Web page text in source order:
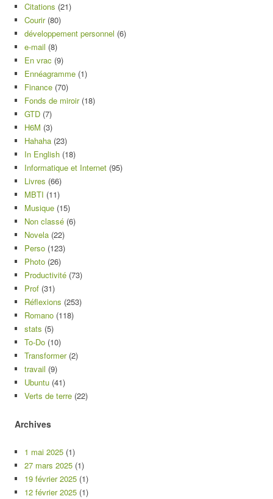
Citations (21)
Courir(80)
développement personnel (6)
e-mail (8)
En vrac (9)
Ennéagramme (1)
Finance (70)
Fonds de miroir(18)
GTD (7)
H6M (3)
Hahaha (23)
In English (18)
Informatique et Internet (95)
Livres (66)
MBTI (11)
Musique (15)
Non classé (6)
Novela (22)
Perso (123)
Photo (26)
Productivité (73)
Prof (31)
Réflexions (253)
Romano (118)
stats (5)
To-Do (10)
Transformer(2)
travail (9)
Ubuntu (41)
Verts de terre (22)
Archives
1 mai 2025 (1)
27 mars 2025 (1)
19 février 2025 (1)
12 février 2025 (1)